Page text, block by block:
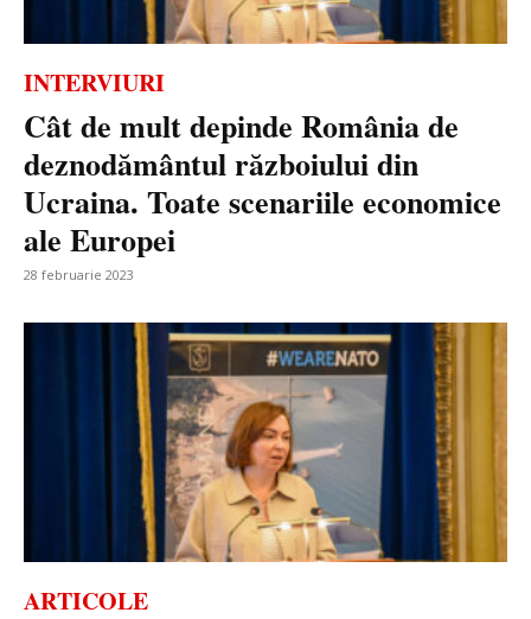
INTERVIURI
Cât de mult depinde România de
deznodământul războiului din
Ucraina. Toate scenariile economice
ale Europei
28 februarie 2023
ARTICOLE